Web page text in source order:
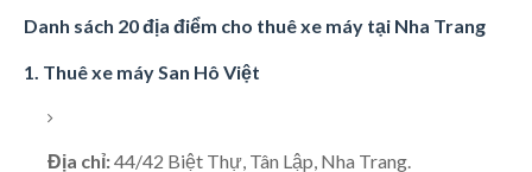
Danh sách 20 địa điểm cho thuê xe máy tại Nha Trang
1. Thuê xe máy San Hô Việt
Địa chỉ:44/42 Biệt Thự, Tân Lập, Nha Trang.